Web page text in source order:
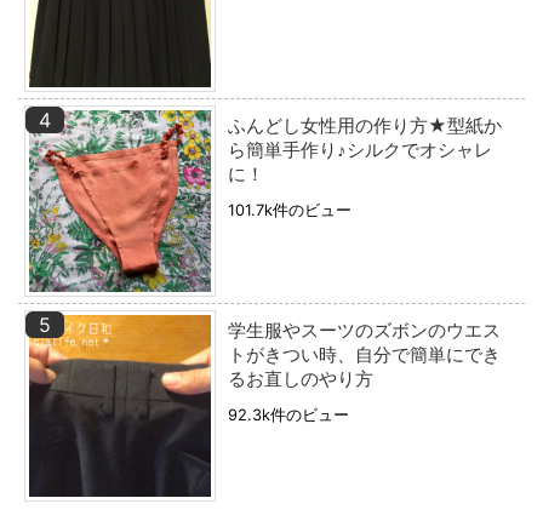
ふんどし女性用の作り方★型紙か
ら簡単手作り♪シルクでオシャレ
に！
101.7k件のビュー
学生服やスーツのズボンのウエス
トがきつい時、自分で簡単にでき
るお直しのやり方
92.3k件のビュー